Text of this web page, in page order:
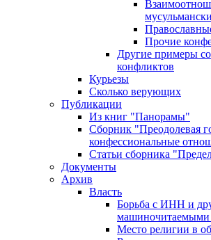
Прочие
Другие примеры
конфликтов
Курьезы
Сколько верующих
Публикации
Из книг "Панорамы"
Сборник "Преодолевая
конфессиональные
Статьи сборника
Документы
Архив
Власть
Борьба с ИНН и
машиночитаемыми
Место религии в